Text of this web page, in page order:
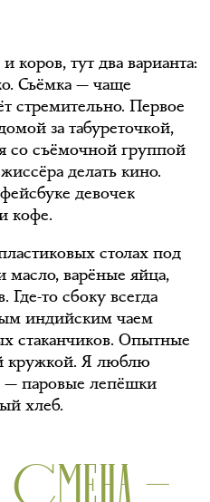
тут два варианта:
Съёмка — чаще
стремительно. Первое
за табуреточкой,
со съёмочной группой
делать кино.
девочек
кофе.
столах под
варёные яйца,
то сбоку всегда
индийским чаем
стаканчиков. Опытные
кружкой. Я люблю
— паровые лепёшки
хлеб.
СМЕНА —